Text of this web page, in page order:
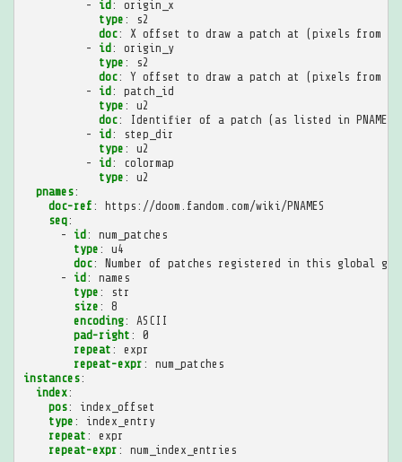
-
id :
origin_x
type :
s2
doc:
X offset to draw a patch at (pixels from
-
id :
origin_y
type :
s2
doc:
Y offset to draw a patch at (pixels from
-
id :
patch_id
type :
u2
doc:
Identifier of a patch (as listed in PNAMES
-
id :
step_dir
type :
u2
-
id :
colormap
type :
u2
pnames:
doc-ref :
https://doom.fandom.com/wiki/PNAMES
seq:
-
id :
num_patches
type :
u4
doc:
Number of patches registered in this global
-
id :
names
type :
str
size :
8
encoding:
ASCII
pad-right :
0
repeat :
expr
repeat-expr :
num_patches
instances:
index:
pos:
index_offset
type :
index_entry
repeat :
expr
repeat-expr : num_index_entries